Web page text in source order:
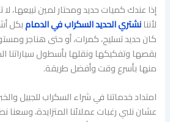
إذا عندك كميات حديد ومحتار لمين تبيعها،
لأننانشتري الحديد السكراب في الدمامبكل
كان حديد تسليح، كمرات، أو حتى هناجر
بقصها وتفكيكها ونقلها بأسطول سياراتنا
منها بأسرع وقت وأفضل طريقة.
امتداد خدماتنا في شراء السكراب للجبيل
عشان نلبي رغبات عملائنا المتزايدة، وسعنا